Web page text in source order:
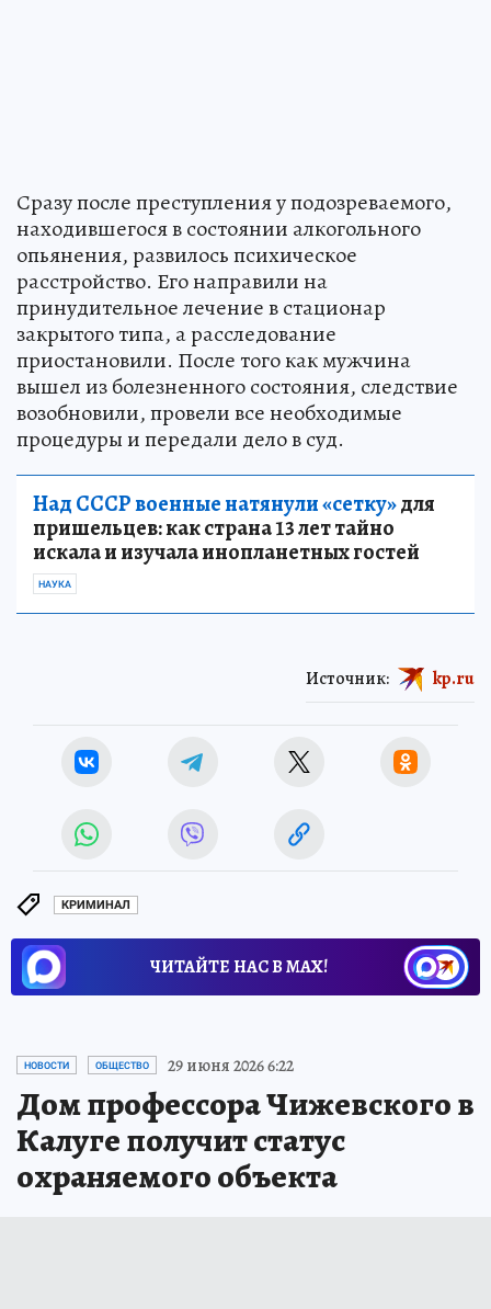
Сразу после преступления у подозреваемого,
находившегося в состоянии алкогольного
опьянения, развилось психическое
расстройство. Его направили на
принудительное лечение в стационар
закрытого типа, а расследование
приостановили. После того как мужчина
вышел из болезненного состояния, следствие
возобновили, провели все необходимые
процедуры и передали дело в суд.
Над СССР военные натянули «сетку»для
пришельцев: как страна 13 лет тайно
искала и изучала инопланетных гостей
НАУКА
Источник: kp.ru
КРИМИНАЛ
ЧИТАЙТЕ НАС В МАХ!
НОВОСТИ ОБЩЕСТВО 29 июня 2026 6:22
Дом профессора Чижевского в
Калуге получит статус
охраняемого объекта